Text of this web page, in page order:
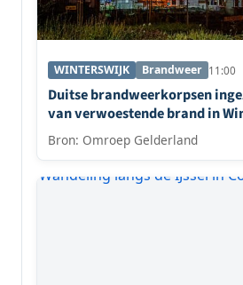
WINTERSWIJK Brandweer 11:00
Duitse brandweerkorpsen
van verwoestende brand in
Bron: Omroep Gelderland